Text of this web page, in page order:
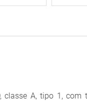
classe A, tipo 1, com